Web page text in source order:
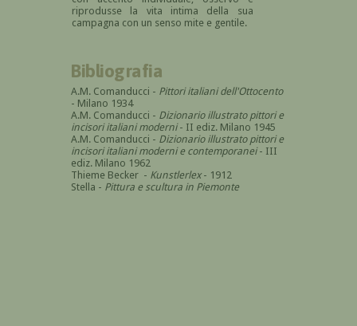
riprodusse la vita intima della sua
campagna con un senso mite e gentile.
Bibliografia
A.M. Comanducci - Pittori italiani dell'Ottocento
- Milano 1934
A.M. Comanducci - Dizionario illustrato pittori e
incisori italiani moderni- II ediz. Milano 1945
A.M. Comanducci - Dizionario illustrato pittori e
incisori italiani moderni e contemporanei- III
ediz. Milano 1962
Thieme Becker - Kunstlerlex- 1912
Stella - Pittura e scultura in Piemonte